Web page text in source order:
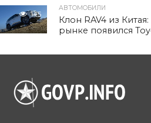
145
АВТОМОБИЛИ
Клон RAV4 из
рынке появился